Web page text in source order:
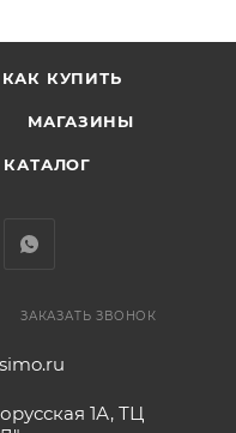
КАК КУПИТЬ
МАГАЗИНЫ
КАТАЛОГ
ЗАКАЗАТЬ ЗВОНОК
1А, ТЦ